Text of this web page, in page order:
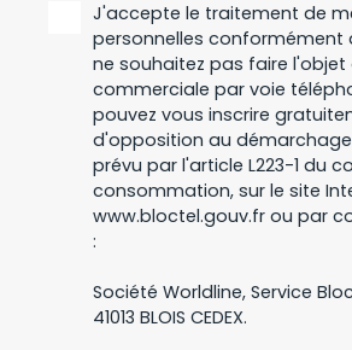
J'accepte le traitement de
personnelles conformément
ne souhaitez pas faire
commerciale par voie
pouvez vous inscrire
d'opposition au
prévu par l'article L223-1 du
consommation, sur le site
www.bloctel.gouv.fr ou par
:
Société Worldline, Service
41013 BLOIS CEDEX.